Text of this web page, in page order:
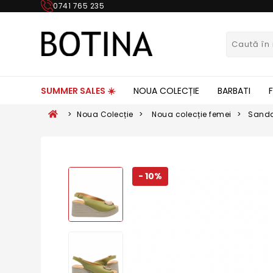
0741 765 235
SUMMER SALES ☀️ NOUA COLECȚIE BARBATI
> Noua Colecție > Noua colecție femei >
- 10%